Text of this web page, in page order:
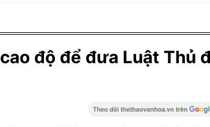
độ để đưa Luật Thủ